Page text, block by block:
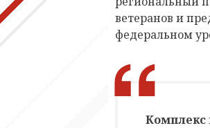
ветеранов и
федеральном
Комплекс